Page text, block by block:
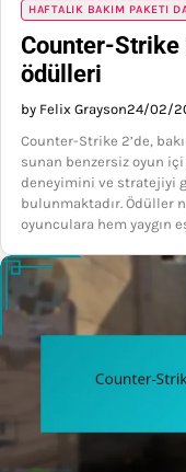
HAFTALIK BAKIM PAKETI
Counter-Strike
ödülleri
by Felix Grayson24/02/
Counter-Strike 2’de,
sunan benzersiz oyun
deneyimini ve stratejiyi
bulunmaktadır. Ödüller
oyunculara hem yaygın